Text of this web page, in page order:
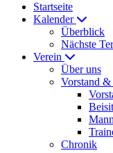
Startseite
Kalender
Überblick
Nächste
Verein
Über uns
Vorstand &
Chronik